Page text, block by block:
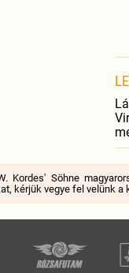
Kordes' Söhne
kérjük vegye fel velünk a